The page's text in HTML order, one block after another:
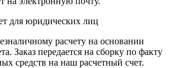
для юридических лиц
расчету на основании
Заказ передается на сборку по факту
средств на наш расчетный счет.